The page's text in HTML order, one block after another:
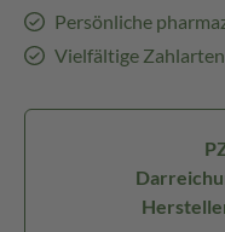
Persönliche
Vielfältige Zahlarten